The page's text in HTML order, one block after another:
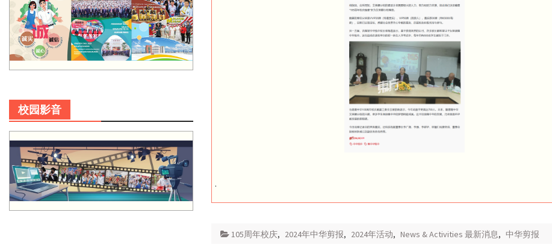
.
105周年校庆, 2024年中华剪报, 2024年活动, News & Activities 最新消息, 中华剪报
校园影音